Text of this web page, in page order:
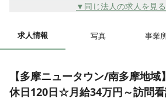
▼同じ法人の求人を見
求人情報 写真 事業
【多摩ニュータウン/南多摩地
休日120日☆月給34万円～訪問